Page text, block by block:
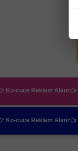
Ko-cuce Reklam Alanı👈
Ko-cuce Reklam Alanı👈